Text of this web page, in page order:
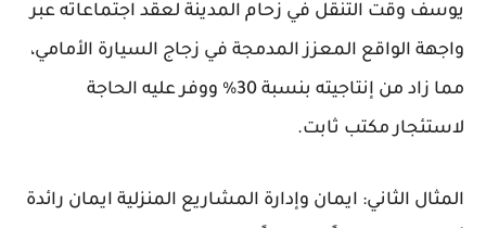
يوسف وقت التنقل في زحام المدينة لعقد اجتماعاته عبر
واجهة الواقع المعزز المدمجة في زجاج السيارة الأمامي،
مما زاد من إنتاجيته بنسبة 30% ووفر عليه الحاجة
لاستئجار مكتب ثابت.
المثال الثاني: ايمان وإدارة المشاريع المنزلية ايمان رائدة